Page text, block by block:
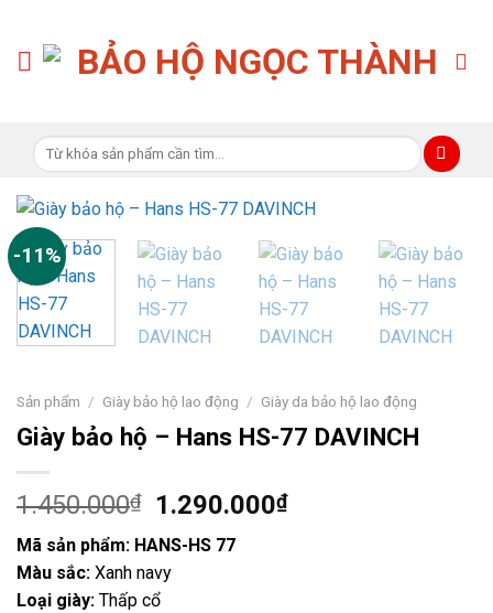
content
Tìm
kiếm:
-11%
Sản phẩm / Giày bảo hộ lao động / Giày da bảo hộ lao động
Giày bảo hộ – Hans HS-77 DAVINCH
1.450.000₫
Giá
gốc
là:
1.450.000₫.
1.290.000₫Giá
Mã sản phẩm: HANS-HS 77
Màu sắc: Xanh navy
Loại giày: Thấp cổ